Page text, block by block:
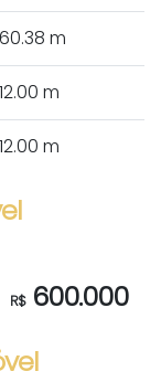
60.38 m
12.00 m
12.00 m
R$600.000